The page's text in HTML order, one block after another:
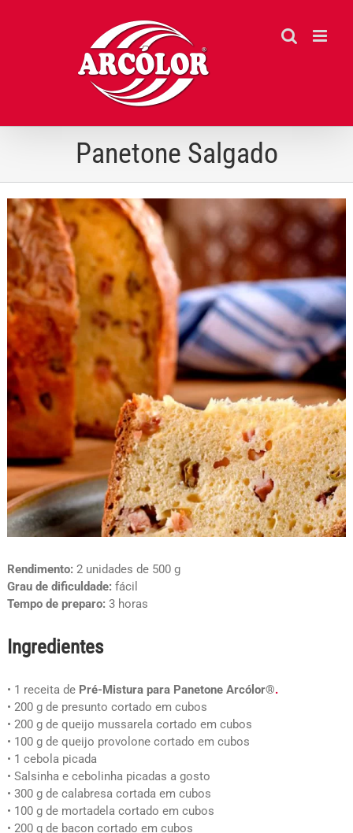
Panetone Salgado
Rendimento:2 unidades de 500 g
Grau de dificuldade:fácil
Tempo de preparo:3 horas
Ingredientes
• 1 receita dePré-Mistura para Panetone Arcólor®.
• 200 g de presunto cortado em cubos
• 200 g de queijo mussarela cortado em cubos
• 100 g de queijo provolone cortado em cubos
• 1 cebola picada
• Salsinha e cebolinha picadas a gosto
• 300 g de calabresa cortada em cubos
• 100 g de mortadela cortado em cubos
• 200 g de bacon cortado em cubos